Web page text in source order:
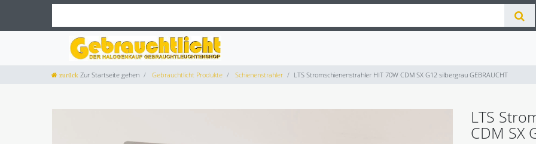
Zur Startseite gehen Gebrauchtlicht Produkte Schienenstrahler LTS Stromschienenstrahler HIT 70W CDM SX G12 silbergrau GEBRAUCHT
LTS
CDM SX